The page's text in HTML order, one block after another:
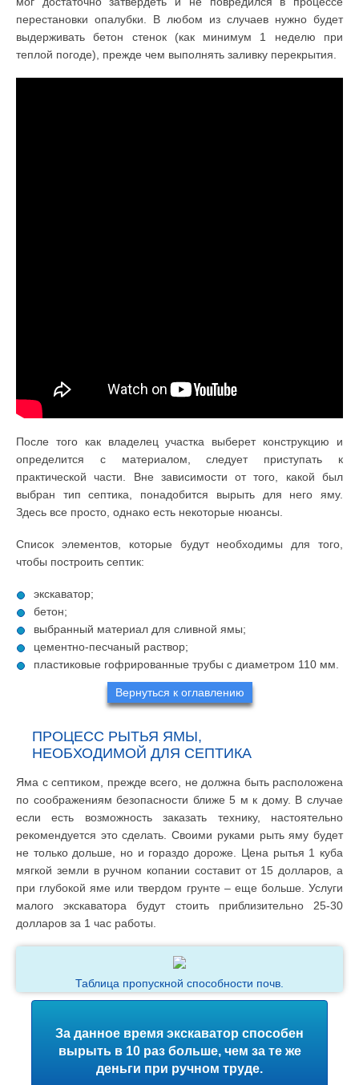
перестановки опалубки. В любом из случаев нужно будет
выдерживать бетон стенок (как минимум 1 неделю при
теплой погоде), прежде чем выполнять заливку перекрытия.
После того как владелец участка выберет конструкцию и
определится с материалом, следует приступать к
практической части. Вне зависимости от того, какой был
выбран тип септика, понадобится вырыть для него яму.
Здесь все просто, однако есть некоторые нюансы.
Список элементов, которые будут необходимы для того,
чтобы построить септик:
экскаватор;
бетон;
выбранный материал для сливной ямы;
цементно-песчаный раствор;
пластиковые гофрированные трубы с диаметром 110 мм.
Вернуться к оглавлению
ПРОЦЕСС РЫТЬЯ ЯМЫ,
НЕОБХОДИМОЙ ДЛЯ СЕПТИКА
Яма с септиком, прежде всего, не должна быть расположена
по соображениям безопасности ближе 5 м к дому. В случае
если есть возможность заказать технику, настоятельно
рекомендуется это сделать. Своими руками рыть яму будет
не только дольше, но и гораздо дороже. Цена рытья 1 куба
мягкой земли в ручном копании составит от 15 долларов, а
при глубокой яме или твердом грунте – еще больше. Услуги
малого экскаватора будут стоить приблизительно 25-30
долларов за 1 час работы.
Таблица пропускной способности почв.
За данное время экскаватор способен
вырыть в 10 раз больше, чем за те же
деньги при ручном труде.